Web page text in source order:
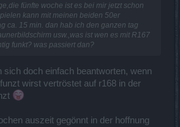
fünfte woche ist es bei mir jetzt schon
kann mit meinen beiden 50er
ca. 15 min. dan hab ich den ganzen tag
usw.,was ist wen es mit R167
funkt? was passiert dan?
sich doch einfach beantworten, wenn
wirst vertröstet auf r168 in der
auszeit gegönnt in der hoffnung